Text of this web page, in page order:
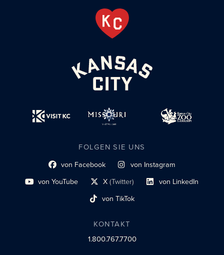
FOLGEN SIE UNS
Link zum sozialen Profil
von Facebook Link zum sozialen Profil
von Instagram
Link zum sozialen Profil
von YouTube X(Twitter)
Social-Profil-Link Link zum sozialen Profil
von LinkedIn
Link zum sozialen Profil
von TikTok
KONTAKT
1.800.767.7700